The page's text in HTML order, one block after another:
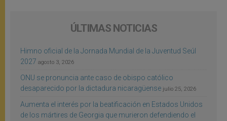
ÚLTIMAS NOTICIAS
Himno oficial de la Jornada Mundial de la Juventud Seúl
2027 agosto 3, 2026
ONU se pronuncia ante caso de obispo católico
desaparecido por la dictadura nicaragüense julio 25, 2026
Aumenta el interés por la beatificación en Estados Unidos
de los mártires de Georgia que murieron defendiendo el